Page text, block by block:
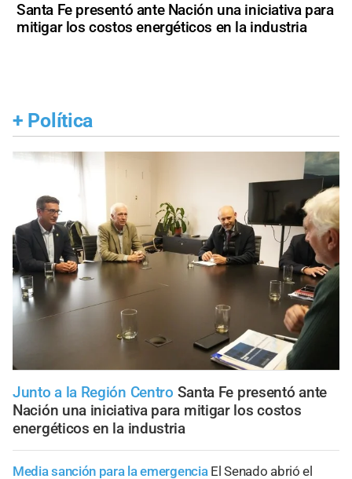
Santa Fe presentó ante Nación una iniciativa para
mitigar los costos energéticos en la industria
+ Política
Junto a la Región Centro Santa Fe presentó ante
Nación una iniciativa para mitigar los costos
energéticos en la industria
Media sanción para la emergencia El Senado abrió el